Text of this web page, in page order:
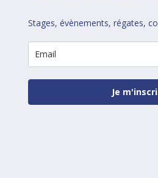
Stages, évènements, régates,
Je